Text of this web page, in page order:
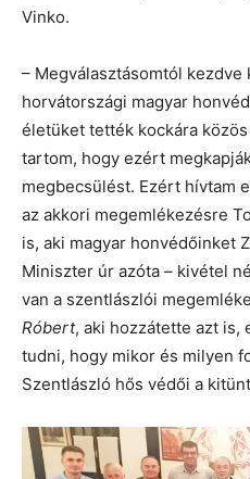
Vinko.
– Megválasztásomtól
horvátországi magyar
életüket tették kockára
tartom, hogy ezért
megbecsülést. Ezért hívtam
az akkori megemlékezésre
is, aki magyar honvédőinket
Miniszter úr azóta – kivétel
van a szentlászlói
Róbert, aki hozzátette azt is,
tudni, hogy mikor és milyen
Szentlászló hős védői a